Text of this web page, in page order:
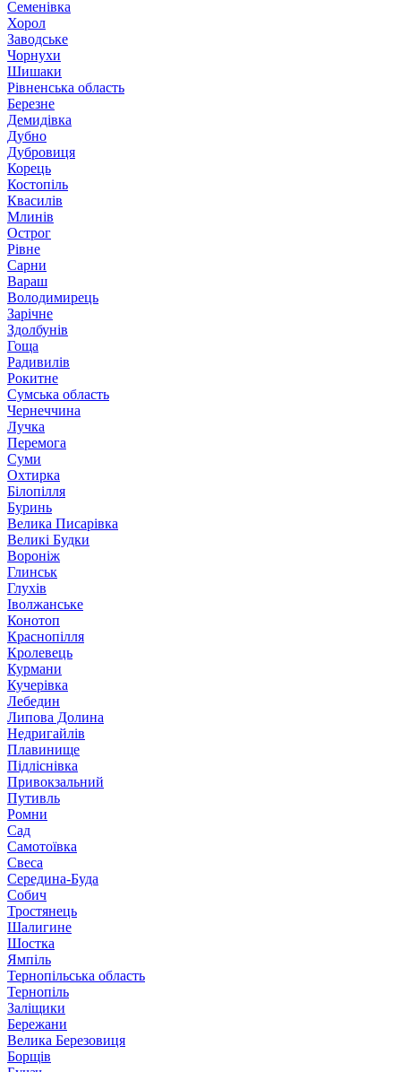
Семенівка
Хорол
Заводське
Чорнухи
Шишаки
Рівненська область
Березне
Демидівка
Дубно
Дубровиця
Корець
Костопіль
Квасилів
Млинів
Острог
Рівне
Сарни
Вараш
Володимирець
Зарічне
Здолбунів
Гоща
Радивилів
Рокитне
Сумська область
Чернеччина
Лучка
Перемога
Суми
Охтирка
Білопілля
Буринь
Велика Писарівка
Великі Будки
Вороніж
Глинськ
Глухів
Іволжанське
Конотоп
Краснопілля
Кролевець
Курмани
Кучерівка
Лебедин
Липова Долина
Недригайлів
Плавинище
Підліснівка
Привокзальний
Путивль
Ромни
Сад
Самотоївка
Свеса
Середина-Буда
Собич
Тростянець
Шалигине
Шостка
Ямпіль
Тернопільська область
Тернопіль
Заліщики
Бережани
Велика Березовиця
Борщів